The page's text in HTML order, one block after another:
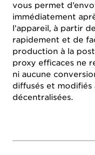
vous permet
immédiatement
l’appareil, à partir
rapidement et de
production à la
proxy efficaces ne
ni aucune
diffusés et modifiés
décentralisées.